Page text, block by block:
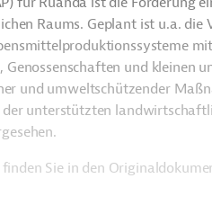
Raums. Geplant ist u.a. die
und kleinen
und umweltschützender
unterstützten
Sie in den